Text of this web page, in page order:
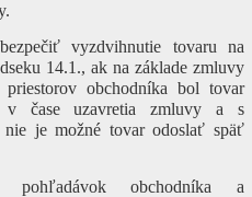
vyzdvihnutie tovaru na
14.1., ak na základe zmluvy
obchodníka bol tovar
v čase uzavretia zmluvy a s
je možné tovar odoslať späť
pohľadávok obchodníka a